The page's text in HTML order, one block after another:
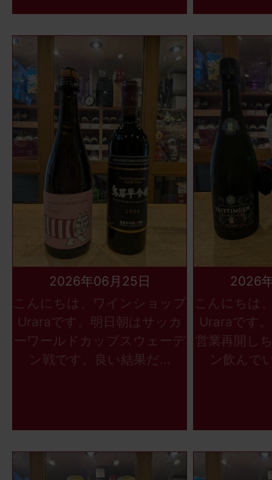
2026年06月25日
こんにちは、ワインショップ
Uraraです。明日朝はサッカ
ーワールドカップスウェーデ
ン戦です。良い結果だ...
2026
こんにちは
Uraraです
営業再開し
ン飲んで